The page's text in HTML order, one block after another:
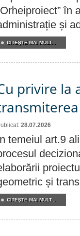
în
și
CITEŞTE MAI MULT...
privire la
28.07.2026
temeiul art.9
și
CITEŞTE MAI MULT...